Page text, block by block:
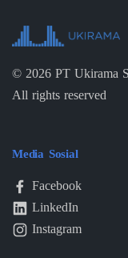
© 2026 PT Ukirama
All rights reserved
Media Sosial
Facebook
LinkedIn
Instagram